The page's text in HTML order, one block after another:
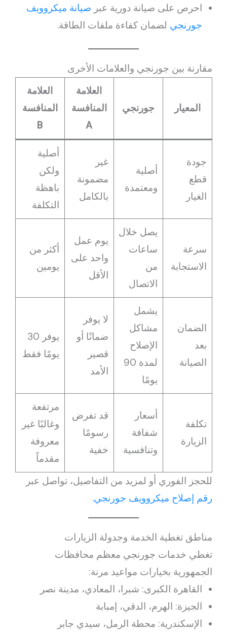
احرص على صيانة دورية عبر صيانة ميكروويف
جورنجي لضمان كفاءة ملفات الطاقة.
مقارنة بين جورنجي والعلامات الأخرى
المعيار جورنجي
العلامة
المنافسة
A
العلامة
المنافسة
B
جودة
قطع
الغيار
أصلية
ومعتمدة
غير
مضمونة
بالكامل
أصلية
ولكن
باهظة
التكلفة
سرعة
الاستجابة
يصل خلال
ساعات
من
الاتصال
يوم عمل
واحد على
الأقل
أكثر من
يومين
الضمان
بعد
الصيانة
يشمل
مشاكل
الإصلاح
لمدة 90
يومًا
لا يوفر
ضمانًا أو
قصير
الأمد
يوفر 30
يومًا فقط
تكلفة
الزيارة
أسعار
شفافة
وتنافسية
قد تفرض
رسومًا
خفية
مرتفعة
وغالبًا غير
معروفة
مقدماً
للحجز الفوري أو لمزيد من التفاصيل، تواصل عبر
رقم إصلاح ميكروويف جورنجي.
مناطق تغطية الخدمة وجدولة الزيارات
تغطي خدمات جورنجي معظم محافظات
الجمهورية بخيارات مواعيد مرنة:
القاهرة الكبرى: شبرا، المعادي، مدينة نصر
الجيزة: الهرم، الدقي، إمبابة
الإسكندرية: محطة الرمل، سيدي جابر